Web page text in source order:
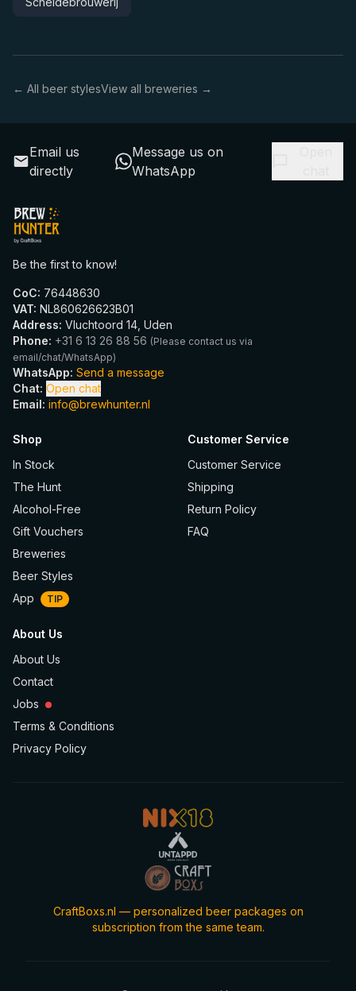
← All beer stylesView all breweries →
Email us
directly
Message us on
WhatsApp
Be the first to know!
CoC: 76448630
VAT: NL860626623B01
Address: Vluchtoord 14, Uden
Phone: +31 6 13 26 88 56 (Please contact us via
email/chat/WhatsApp)
WhatsApp: Send a message
Chat: Open chat
Email: info@brewhunter.nl
Shop
In Stock
The Hunt
Alcohol-Free
Gift Vouchers
Breweries
Beer Styles
App
TIP
Customer Service
Customer Service
Shipping
Return Policy
FAQ
About Us
About Us
Contact
Jobs
Terms & Conditions
Privacy Policy
CraftBoxs.nl — personalized beer packages on
subscription from the same team.